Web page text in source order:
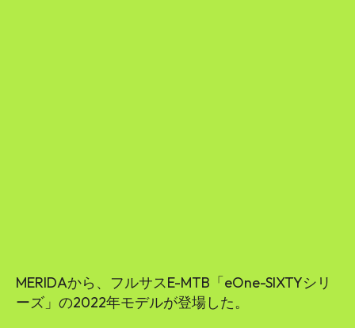
MERIDAから、フルサスE-MTB「eOne-SIXTYシリ
ーズ」の2022年モデルが登場した。